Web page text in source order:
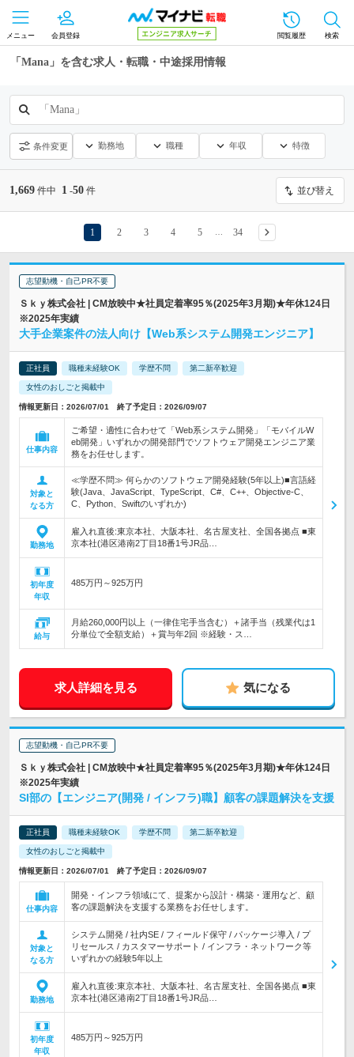
メニュー 会員登録 閲覧履歴 検索
「Mana」を含む求人・転職・中途採用情報
「Mana」
条件変更 勤務地 職種 年収 特徴
1,669 件中 1 -50 件 並び替え
1 2 3 4 5 34
志望動機・自己PR不要
Ｓｋｙ株式会社 | CM放映中★社員定着率95％(2025年3月期)★年休124日
※2025年実績
大手企業案件の法人向け【Web系システム開発エンジニア】
正社員 職種未経験OK 学歴不問 第二新卒歓迎
女性のおしごと掲載中
情報更新日：2026/07/01 終了予定日：2026/09/07
仕事内容
ご希望・適性に合わせて「Web系システム開発」「モバイルW
eb開発」いずれかの開発部門でソフトウェア開発エンジニア業
務をお任せします。
対象と
なる方
≪学歴不問≫ 何らかのソフトウェア開発経験(5年以上)■言語経
験(Java、JavaScript、TypeScript、C#、C++、Objective-C、
C、Python、Swiftのいずれか)
勤務地
雇入れ直後:東京本社、大阪本社、名古屋支社、全国各拠点 ■東
京本社(港区港南2丁目18番1号JR品…
初年度
年収
485万円～925万円
給与
月給260,000円以上（一律住宅手当含む）＋諸手当（残業代は1
分単位で全額支給）＋賞与年2回 ※経験・ス…
求人詳細を見る 気になる
志望動機・自己PR不要
Ｓｋｙ株式会社 | CM放映中★社員定着率95％(2025年3月期)★年休124日
※2025年実績
SI部の【エンジニア(開発 / インフラ)職】顧客の課題解決を支援
正社員 職種未経験OK 学歴不問 第二新卒歓迎
女性のおしごと掲載中
情報更新日：2026/07/01 終了予定日：2026/09/07
仕事内容
開発・インフラ領域にて、提案から設計・構築・運用など、顧
客の課題解決を支援する業務をお任せします。
対象と
なる方
システム開発 / 社内SE / フィールド保守 / パッケージ導入 / プ
リセールス / カスタマーサポート / インフラ・ネットワーク等
いずれかの経験5年以上
勤務地
雇入れ直後:東京本社、大阪本社、名古屋支社、全国各拠点 ■東
京本社(港区港南2丁目18番1号JR品…
初年度
年収
485万円～925万円